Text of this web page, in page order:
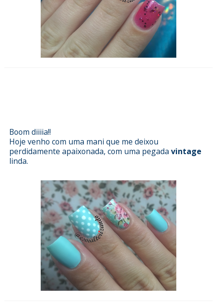
Boom diiiia!!
Hoje venho com uma mani que me deixou
perdidamente apaixonada, com uma pegada vintage
linda.